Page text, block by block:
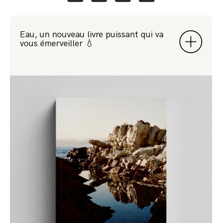
Eau, un nouveau livre puissant qui va
vous émerveiller 💧